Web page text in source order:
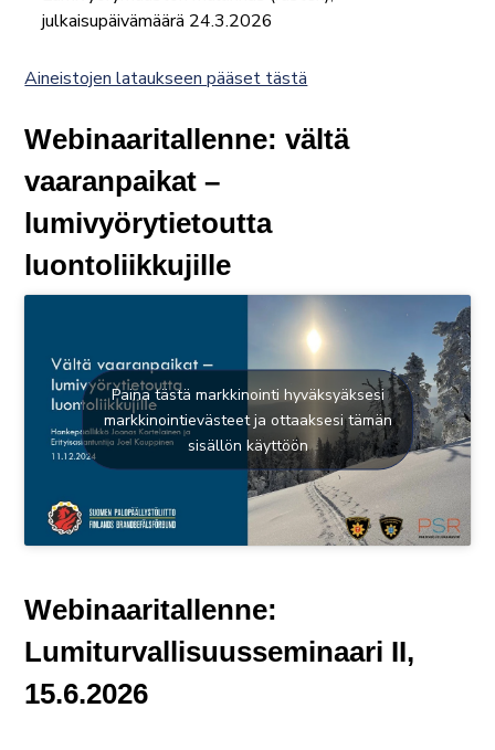
julkaisupäivämäärä 24.3.2026
Aineistojen lataukseen pääset tästä
Webinaaritallenne: vältä
vaaranpaikat –
lumivyörytietoutta
luontoliikkujille
Paina tästä markkinointi hyväksyäksesi
markkinointievästeet ja ottaaksesi tämän
sisällön käyttöön
Webinaaritallenne:
Lumiturvallisuusseminaari II,
15.6.2026